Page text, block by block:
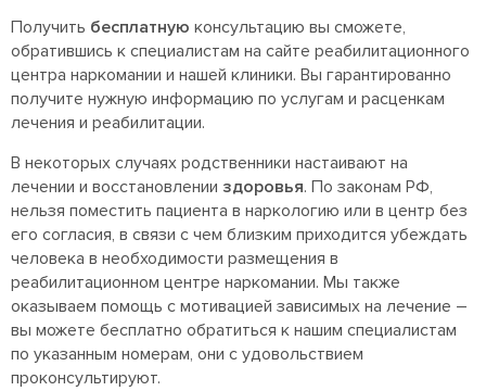
Получить бесплатную консультацию вы сможете,
обратившись к специалистам на сайте реабилитационного
центра наркомании и нашей клиники. Вы гарантированно
получите нужную информацию по услугам и расценкам
лечения и реабилитации.
В некоторых случаях родственники настаивают на
лечении и восстановлении здоровья. По законам РФ,
нельзя поместить пациента в наркологию или в центр без
его согласия, в связи с чем близким приходится убеждать
человека в необходимости размещения в
реабилитационном центре наркомании. Мы также
оказываем помощь с мотивацией зависимых на лечение –
вы можете бесплатно обратиться к нашим специалистам
по указанным номерам, они с удовольствием
проконсультируют.